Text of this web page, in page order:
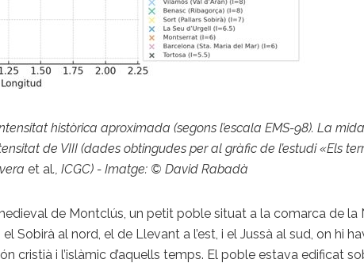
històrica aproximada (segons l’escala EMS-98). La
de VIII (dades obtingudes per al gràfic de l’estudi «Els
et al., ICGC) - Imatge: © David Rabadà
de Montclús, un petit poble situat a la comarca de la
al nord, el de Llevant a l’est, i el Jussà al sud, on hi
cristià i l’islàmic d’aquells temps. El poble estava edificat